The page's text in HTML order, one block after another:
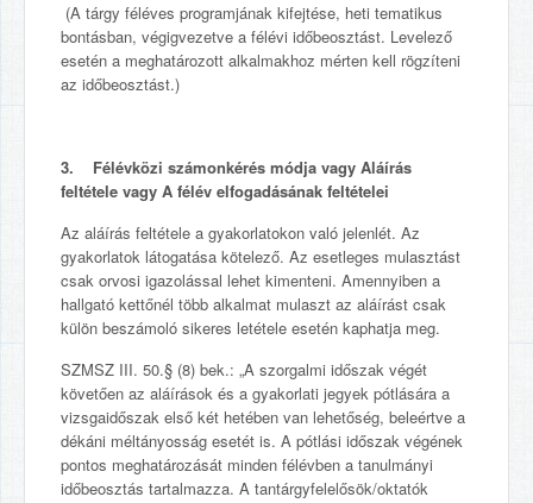
(A tárgy féléves programjának kifejtése, heti tematikus
bontásban, végigvezetve a félévi időbeosztást. Levelező
esetén a meghatározott alkalmakhoz mérten kell rögzíteni
az időbeosztást.)
3. Félévközi számonkérés módja vagy Aláírás
feltétele vagy A félév elfogadásának feltételei
Az aláírás feltétele a gyakorlatokon való jelenlét. Az
gyakorlatok látogatása kötelező. Az esetleges mulasztást
csak orvosi igazolással lehet kimenteni. Amennyiben a
hallgató kettőnél több alkalmat mulaszt az aláírást csak
külön beszámoló sikeres letétele esetén kaphatja meg.
SZMSZ III. 50.§ (8) bek.: „A szorgalmi időszak végét
követően az aláírások és a gyakorlati jegyek pótlására a
vizsgaidőszak első két hetében van lehetőség, beleértve a
dékáni méltányosság esetét is. A pótlási időszak végének
pontos meghatározását minden félévben a tanulmányi
időbeosztás tartalmazza. A tantárgyfelelősök/oktatók